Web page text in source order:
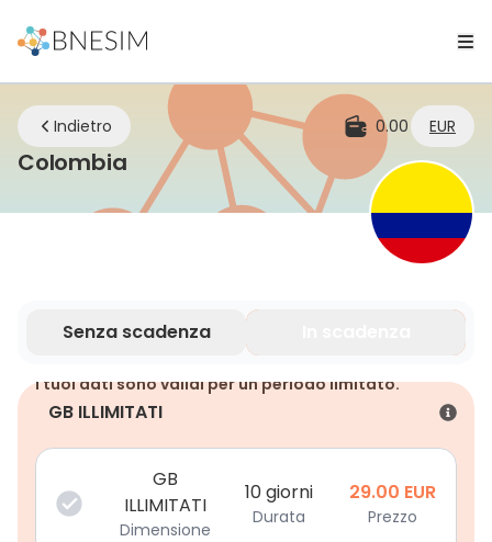
Indietro 0.00 EUR
ColombiaeSIM | Rimani connesso
Senza scadenza
I tuoi dati sono validi per un periodo limitato.
GB ILLIMITATI
GB
ILLIMITATI
Dimensione
10 giorni
Durata
29.00 EUR
Prezzo